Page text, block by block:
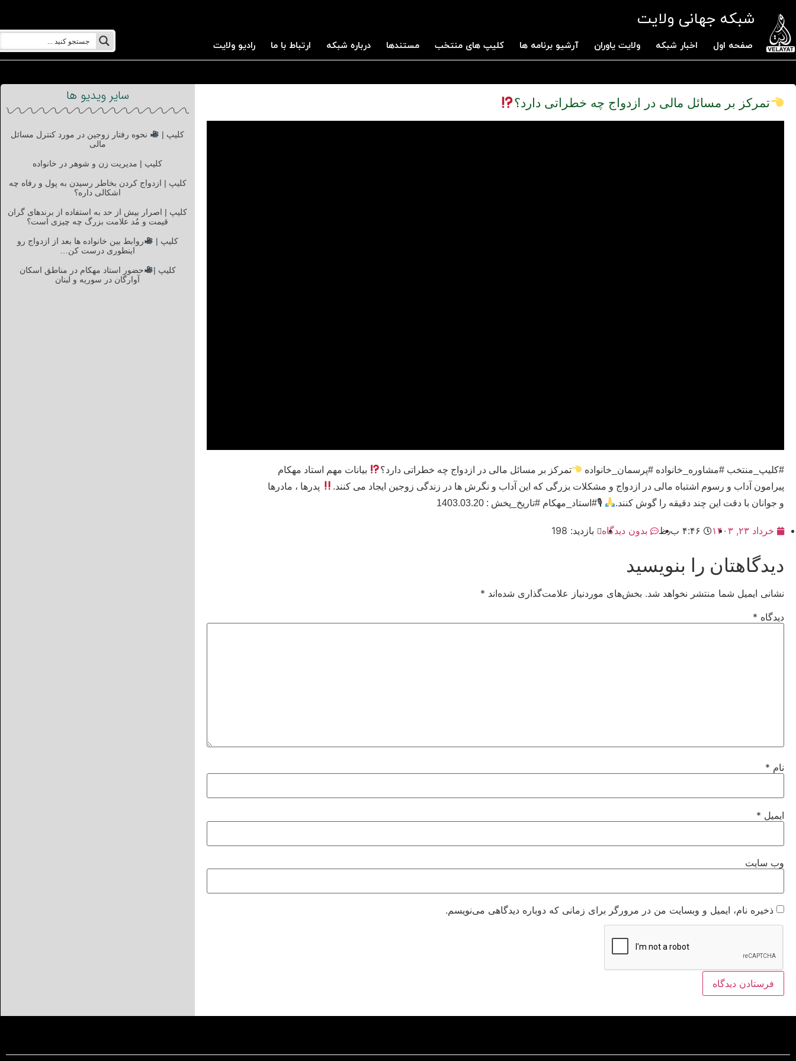
شبکه جهانی ولایت
صفحه اول اخبار شبکه ولایت یاوران آرشیو برنامه ها کلیپ های منتخب مستندها درباره شبکه ارتباط با ما رادیو ولایت
تمرکز بر مسائل مالی در ازدواج چه خطراتی دارد؟
#کلیپ_منتخب #مشاوره_خانواده #پرسمان_خانواده تمرکز بر مسائل مالی در ازدواج چه خطراتی دارد؟
بیانات مهم استاد مهکام
پیرامون آداب و رسوم اشتباه مالی در ازدواج و مشکلات بزرگی که این آداب و نگرش ها در زندگی زوجین ایجاد می کنند.
پدرها ، مادرها
و جوانان با دقت این چند دقیقه را گوش کنند.
🎙#استاد_مهکام #تاریخ_پخش : 1403.03.20
خرداد ۲۳, ۱۴۰۳ ۴:۴۶ ب٫ظ بدون دیدگاه بازدید: 198
دیدگاهتان را بنویسید
نشانی ایمیل شما منتشر نخواهد شد. بخش‌های موردنیاز علامت‌گذاری شده‌اند *
دیدگاه *
نام *
ایمیل *
وب‌ سایت
ذخیره نام، ایمیل و وبسایت من در مرورگر برای زمانی که دوباره دیدگاهی می‌نویسم.
سایر ویدیو ها
کلیپ |
نحوه رفتار زوجین در مورد کنترل مسائل
مالی
کلیپ | مدیریت زن و شوهر در خانواده
کلیپ | ازدواج کردن بخاطر رسیدن به پول و رفاه چه
اشکالی داره؟
کلیپ | اصرار بیش از حد به استفاده از برندهای گران
قیمت و مُد علامت بزرگ چه چیزی است؟
کلیپ |
روابط بین خانواده ها بعد از ازدواج رو
اینطوری درست کن…
کلیپ |
حضور استاد مهکام در مناطق اسکان
آوارگان در سوریه و لبنان